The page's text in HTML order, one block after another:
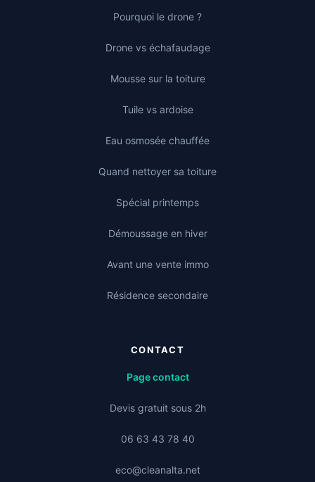
Pourquoi le drone ?
Drone vs échafaudage
Mousse sur la toiture
Tuile vs ardoise
Eau osmosée chauffée
Quand nettoyer sa toiture
Spécial printemps
Démoussage en hiver
Avant une vente immo
Résidence secondaire
CONTACT
Page contact
Devis gratuit sous 2h
06 63 43 78 40
eco@cleanalta.net